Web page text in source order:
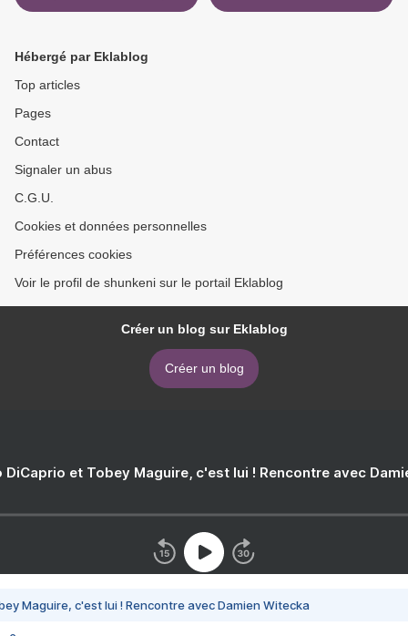
Descarga Libros Gratis
Hébergé par Eklablog
Top articles
Pages
Contact
Signaler un abus
C.G.U.
Cookies et données personnelles
Préférences cookies
Voir le profil de shunkeni sur le portail Eklablog
Créer un blog sur Eklablog
Créer un blog
DiCaprio et Tobey Maguire, c'est lui ! Rencontre avec
Maguire, c'est lui ! Rencontre avec Damien Witecka